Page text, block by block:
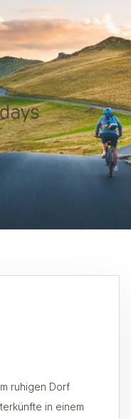
ruhigen Dorf
in einem